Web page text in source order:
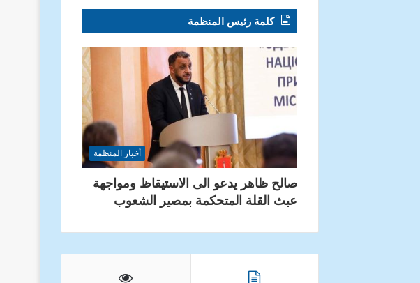
كلمة رئيس المنظمة
أخبار المنظمة
صالح ظاهر يدعو الى الاستيقاظ ومواجهة
عبث القلة المتحكمة بمصير الشعوب